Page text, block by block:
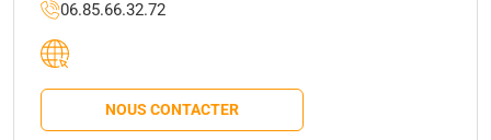
06.85.66.32.72
NOUS CONTACTER